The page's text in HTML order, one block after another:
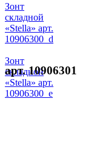
Зонт
складной
«Stella» арт.
10906300_d
Зонт
складной
«Stella» арт.
10906300_e
арт. 10906301